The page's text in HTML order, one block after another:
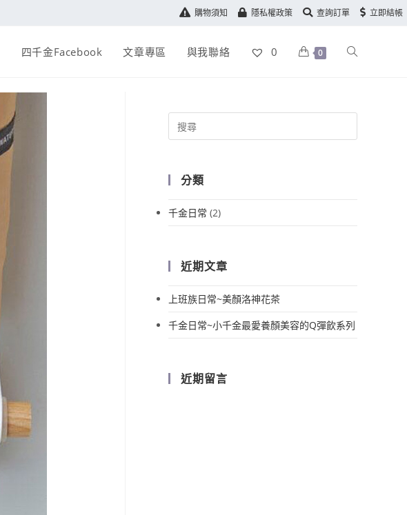
購物須知 隱私權政策 查詢訂單 立即結帳
四千金Facebook 文章專區 與我聯絡 0 0
分類
千金日常 (2)
近期文章
上班族日常~美顏洛神花茶
千金日常~小千金最愛養顏美容的Q彈飲系列
近期留言